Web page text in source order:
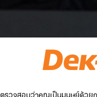
ตรวจสอบว่าคุณเป็นมนุษย์ด้วยก